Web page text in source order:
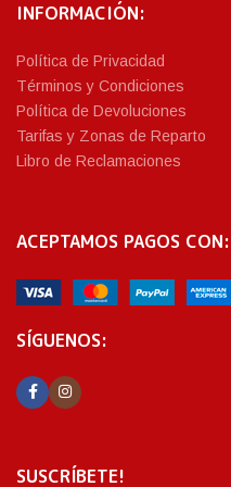
INFORMACIÓN:
Política de Privacidad
Términos y Condiciones
Política de Devoluciones
Tarifas y Zonas de Reparto
Libro de Reclamaciones
ACEPTAMOS PAGOS CON:
SÍGUENOS:
SUSCRÍBETE!